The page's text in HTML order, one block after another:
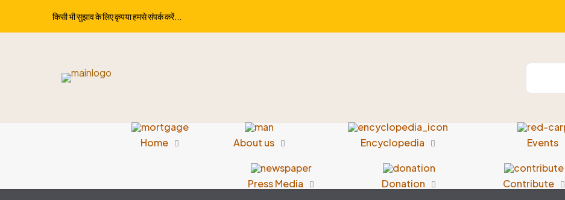
किसी भी सुझाव के लिए कृपया हमसे संपर्क करें...
Home About us Encyclopedia Events
Press Media Donation Contribute